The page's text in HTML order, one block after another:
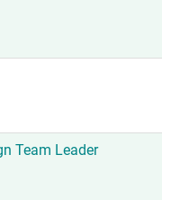
Team Leader